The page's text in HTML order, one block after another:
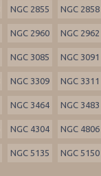
NGC 2855 NGC 2858
NGC 2960 NGC 2962
NGC 3085 NGC 3091
NGC 3309 NGC 3311
NGC 3464 NGC 3483
NGC 4304 NGC 4806
NGC 5135 NGC 5150